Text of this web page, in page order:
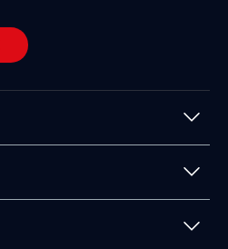
Импортозамещение